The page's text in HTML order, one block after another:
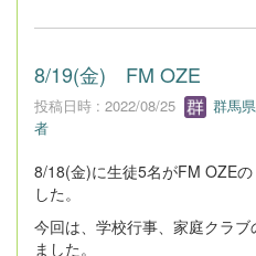
8/19(金) FM OZE
投稿日時 : 2022/08/25
群馬
者
8/18(金)に生徒5名がFM OZE
した。
今回は、学校行事、家庭クラ
ました。